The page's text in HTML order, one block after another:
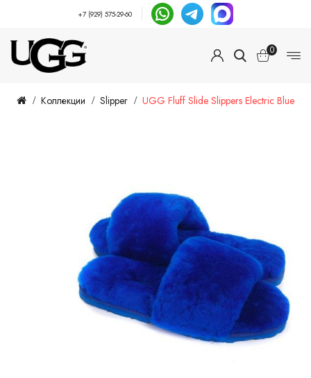
+7 (929) 575-29-60
0
Коллекции Slipper UGG Fluff Slide Slippers Electric Blue